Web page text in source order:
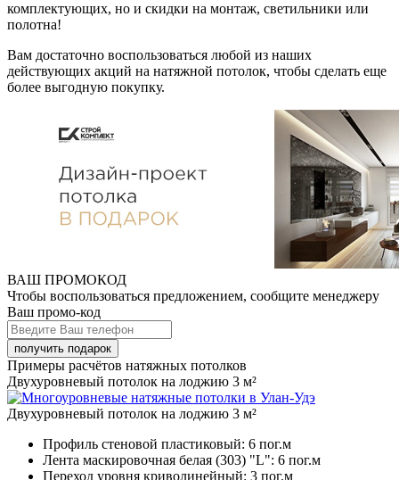
комплектующих, но и скидки на монтаж, светильники или
полотна!
Вам достаточно воспользоваться любой из наших
действующих акций на натяжной потолок, чтобы сделать еще
более выгодную покупку.
ВАШ ПРОМОКОД
Чтобы воспользоваться предложением, сообщите менеджеру
Ваш промо-код
Примеры расчётов натяжных потолков
Двухуровневый потолок на лоджию 3 м²
Двухуровневый потолок на лоджию 3 м²
Профиль стеновой пластиковый: 6 пог.м
Лента маскировочная белая (303) "L": 6 пог.м
Переход уровня криволинейный: 3 пог.м